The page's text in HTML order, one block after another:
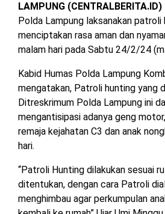
MESUJI
PESISIR
BARAT
BAWANG
TULANG
BAWANG
BARAT
WAYKANAN
DPRD
LAMTIM
DPRD
LAMPUNG
UTARA
DPRD
MESUJI
PESISIR
BARAT
LAMPUNG (CENTRALBERITA.ID)
Polda Lampung laksanakan patroli
menciptakan rasa aman dan
malam hari pada Sabtu 24/2/24
Kabid Humas Polda Lampung
mengatakan, Patroli hunting yang
Ditreskrimum Polda Lampung ini
mengantisipasi adanya geng
remaja kejahatan C3 dan anak
hari.
“Patroli Hunting dilakukan sesuai
ditentukan, dengan cara Patroli
menghimbau agar perkumpulan